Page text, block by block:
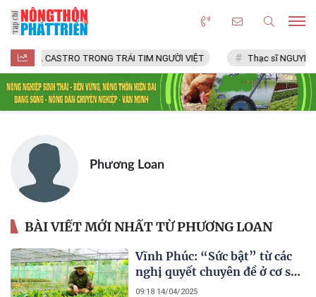
FIDEL CASTRO TRONG TRÁI TIM NGƯỜI VIỆT Thạc sĩ NGUYỄN
Phương Loan
BÀI VIẾT MỚI NHẤT TỪ PHƯƠNG LOAN
Vĩnh Phúc: “Sức bật” từ các
nghị quyết chuyên đề ở cơ sở
(Kỳ 2) - Tạo “bước chuyển”
09:18 14/04/2025